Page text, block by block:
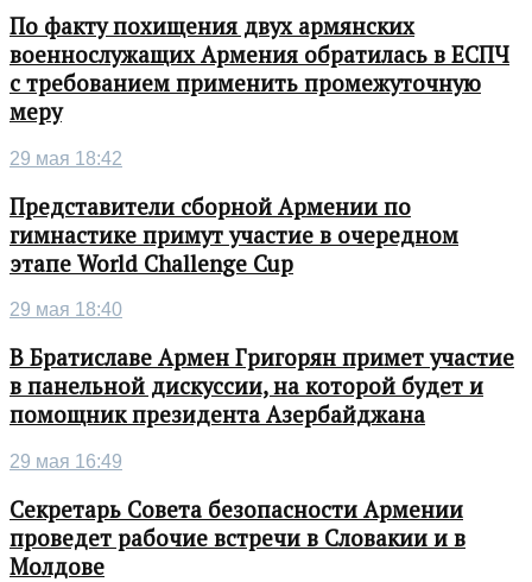
По факту похищения двух армянских
военнослужащих Армения обратилась в ЕСПЧ
с требованием применить промежуточную
меру
29 мая 18:42
Представители сборной Армении по
гимнастике примут участие в очередном
этапе World Challenge Cup
29 мая 18:40
В Братиславе Армен Григорян примет участие
в панельной дискуссии, на которой будет и
помощник президента Азербайджана
29 мая 16:49
Секретарь Совета безопасности Армении
проведет рабочие встречи в Словакии и в
Молдове